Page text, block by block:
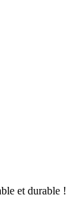
et durable !